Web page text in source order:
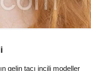
gelin tacı incili modeller